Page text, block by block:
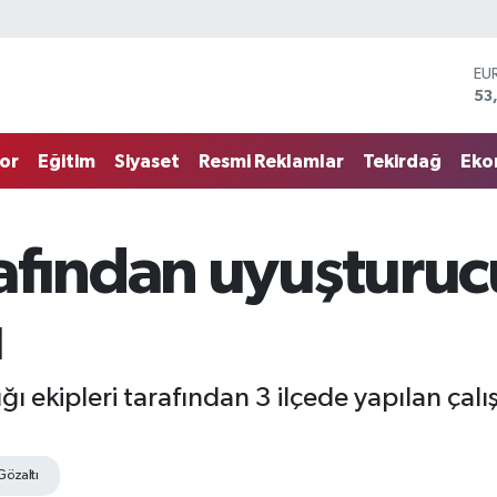
Eğitim Siyaset Resmi Reklamlar Tekirdağ
ekipleri tarafından 3 ilçede yapılan